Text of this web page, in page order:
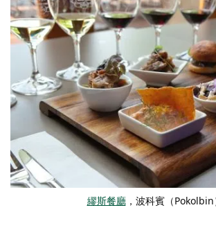
繆斯餐廳，波科賓（Pokolbin